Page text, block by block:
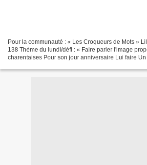
Pour la communauté : « Les Croqueurs de Mots »
138 Thème du lundi/défi : « Faire parler l'image
charentaises Pour son jour anniversaire Lui faire Un